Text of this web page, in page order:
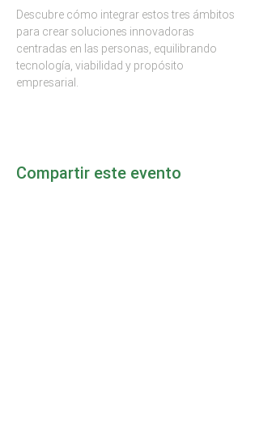
Descubre cómo integrar estos tres ámbitos
para crear soluciones innovadoras
centradas en las personas, equilibrando
tecnología, viabilidad y propósito
empresarial.
Compartir este evento